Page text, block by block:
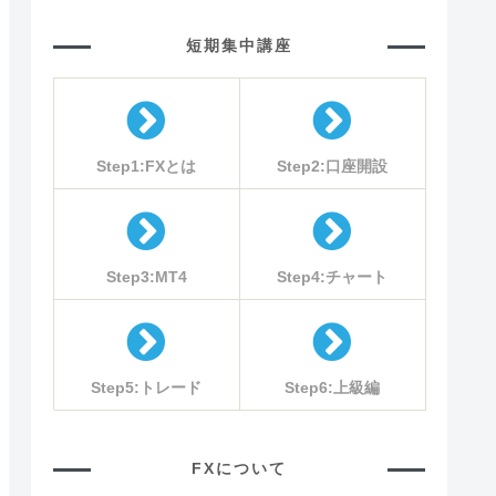
短期集中講座
Step1:FXとは Step2:口座開設
Step3:MT4 Step4:チャート
Step5:トレード Step6:上級編
FXについて